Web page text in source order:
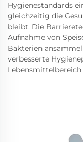
Hygienestandards
gleichzeitig die
bleibt. Die
Aufnahme von
Bakterien
verbesserte